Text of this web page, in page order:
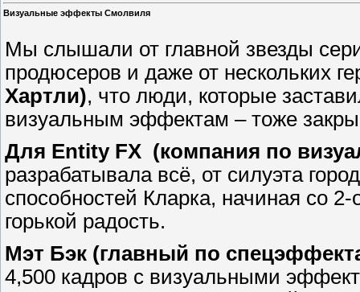
Визуальные эффекты Смолвиля
Мы слышали от главной звезды
продюсеров и даже от нескольких
Хартли), что люди, которые
визуальным эффектам – тоже
Для Entity FX (компания по
разрабатывала всё, от силуэта
способностей Кларка, начиная со
горькой радость.
Мэт Бэк (главный по
4,500 кадров с визуальными